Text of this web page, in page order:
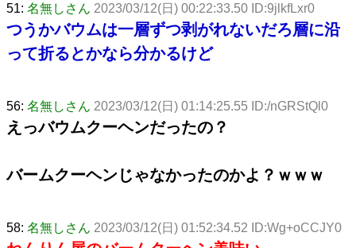
51: 名無しさん 2023/03/12(日) 00:22:33.50 ID:9jlkfLxr0
つうかバウムは一層ずつ剥がれないだろ層に沿
って折るとかなら分かるけど
56: 名無しさん 2023/03/12(日) 01:14:25.55 ID:/nGRStQl0
えっバウムクーヘンだったの？
バームクーヘンじゃなかったのかよ？ｗｗｗ
58: 名無しさん 2023/03/12(日) 01:52:34.52 ID:Wg+oCCJY0